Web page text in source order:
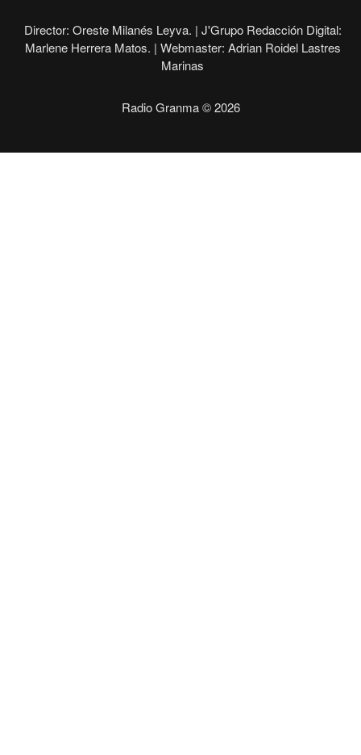
Director: Oreste Milanés Leyva. | J'Grupo Redacción Digital:
Marlene Herrera Matos. | Webmaster: Adrian Roidel Lastres
Marinas
Radio Granma © 2026